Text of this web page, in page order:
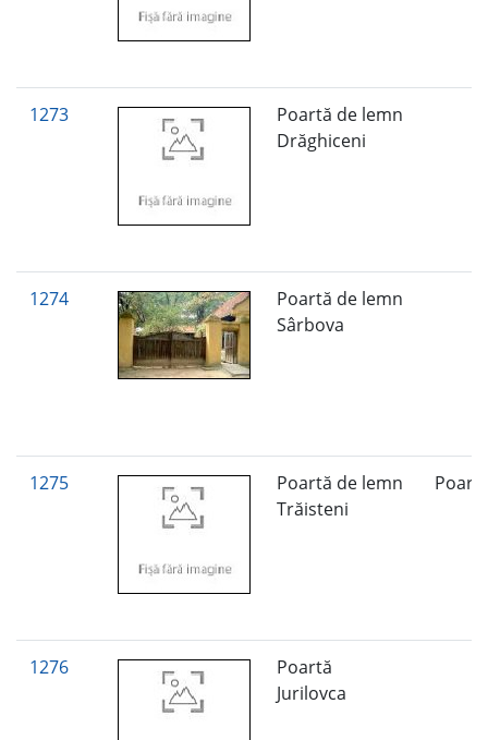
1273
Poartă de lemn
Drăghiceni
1274
Poartă de lemn
Sârbova
1275
Poartă de lemn
Trăisteni
1276
Poartă
Jurilovca